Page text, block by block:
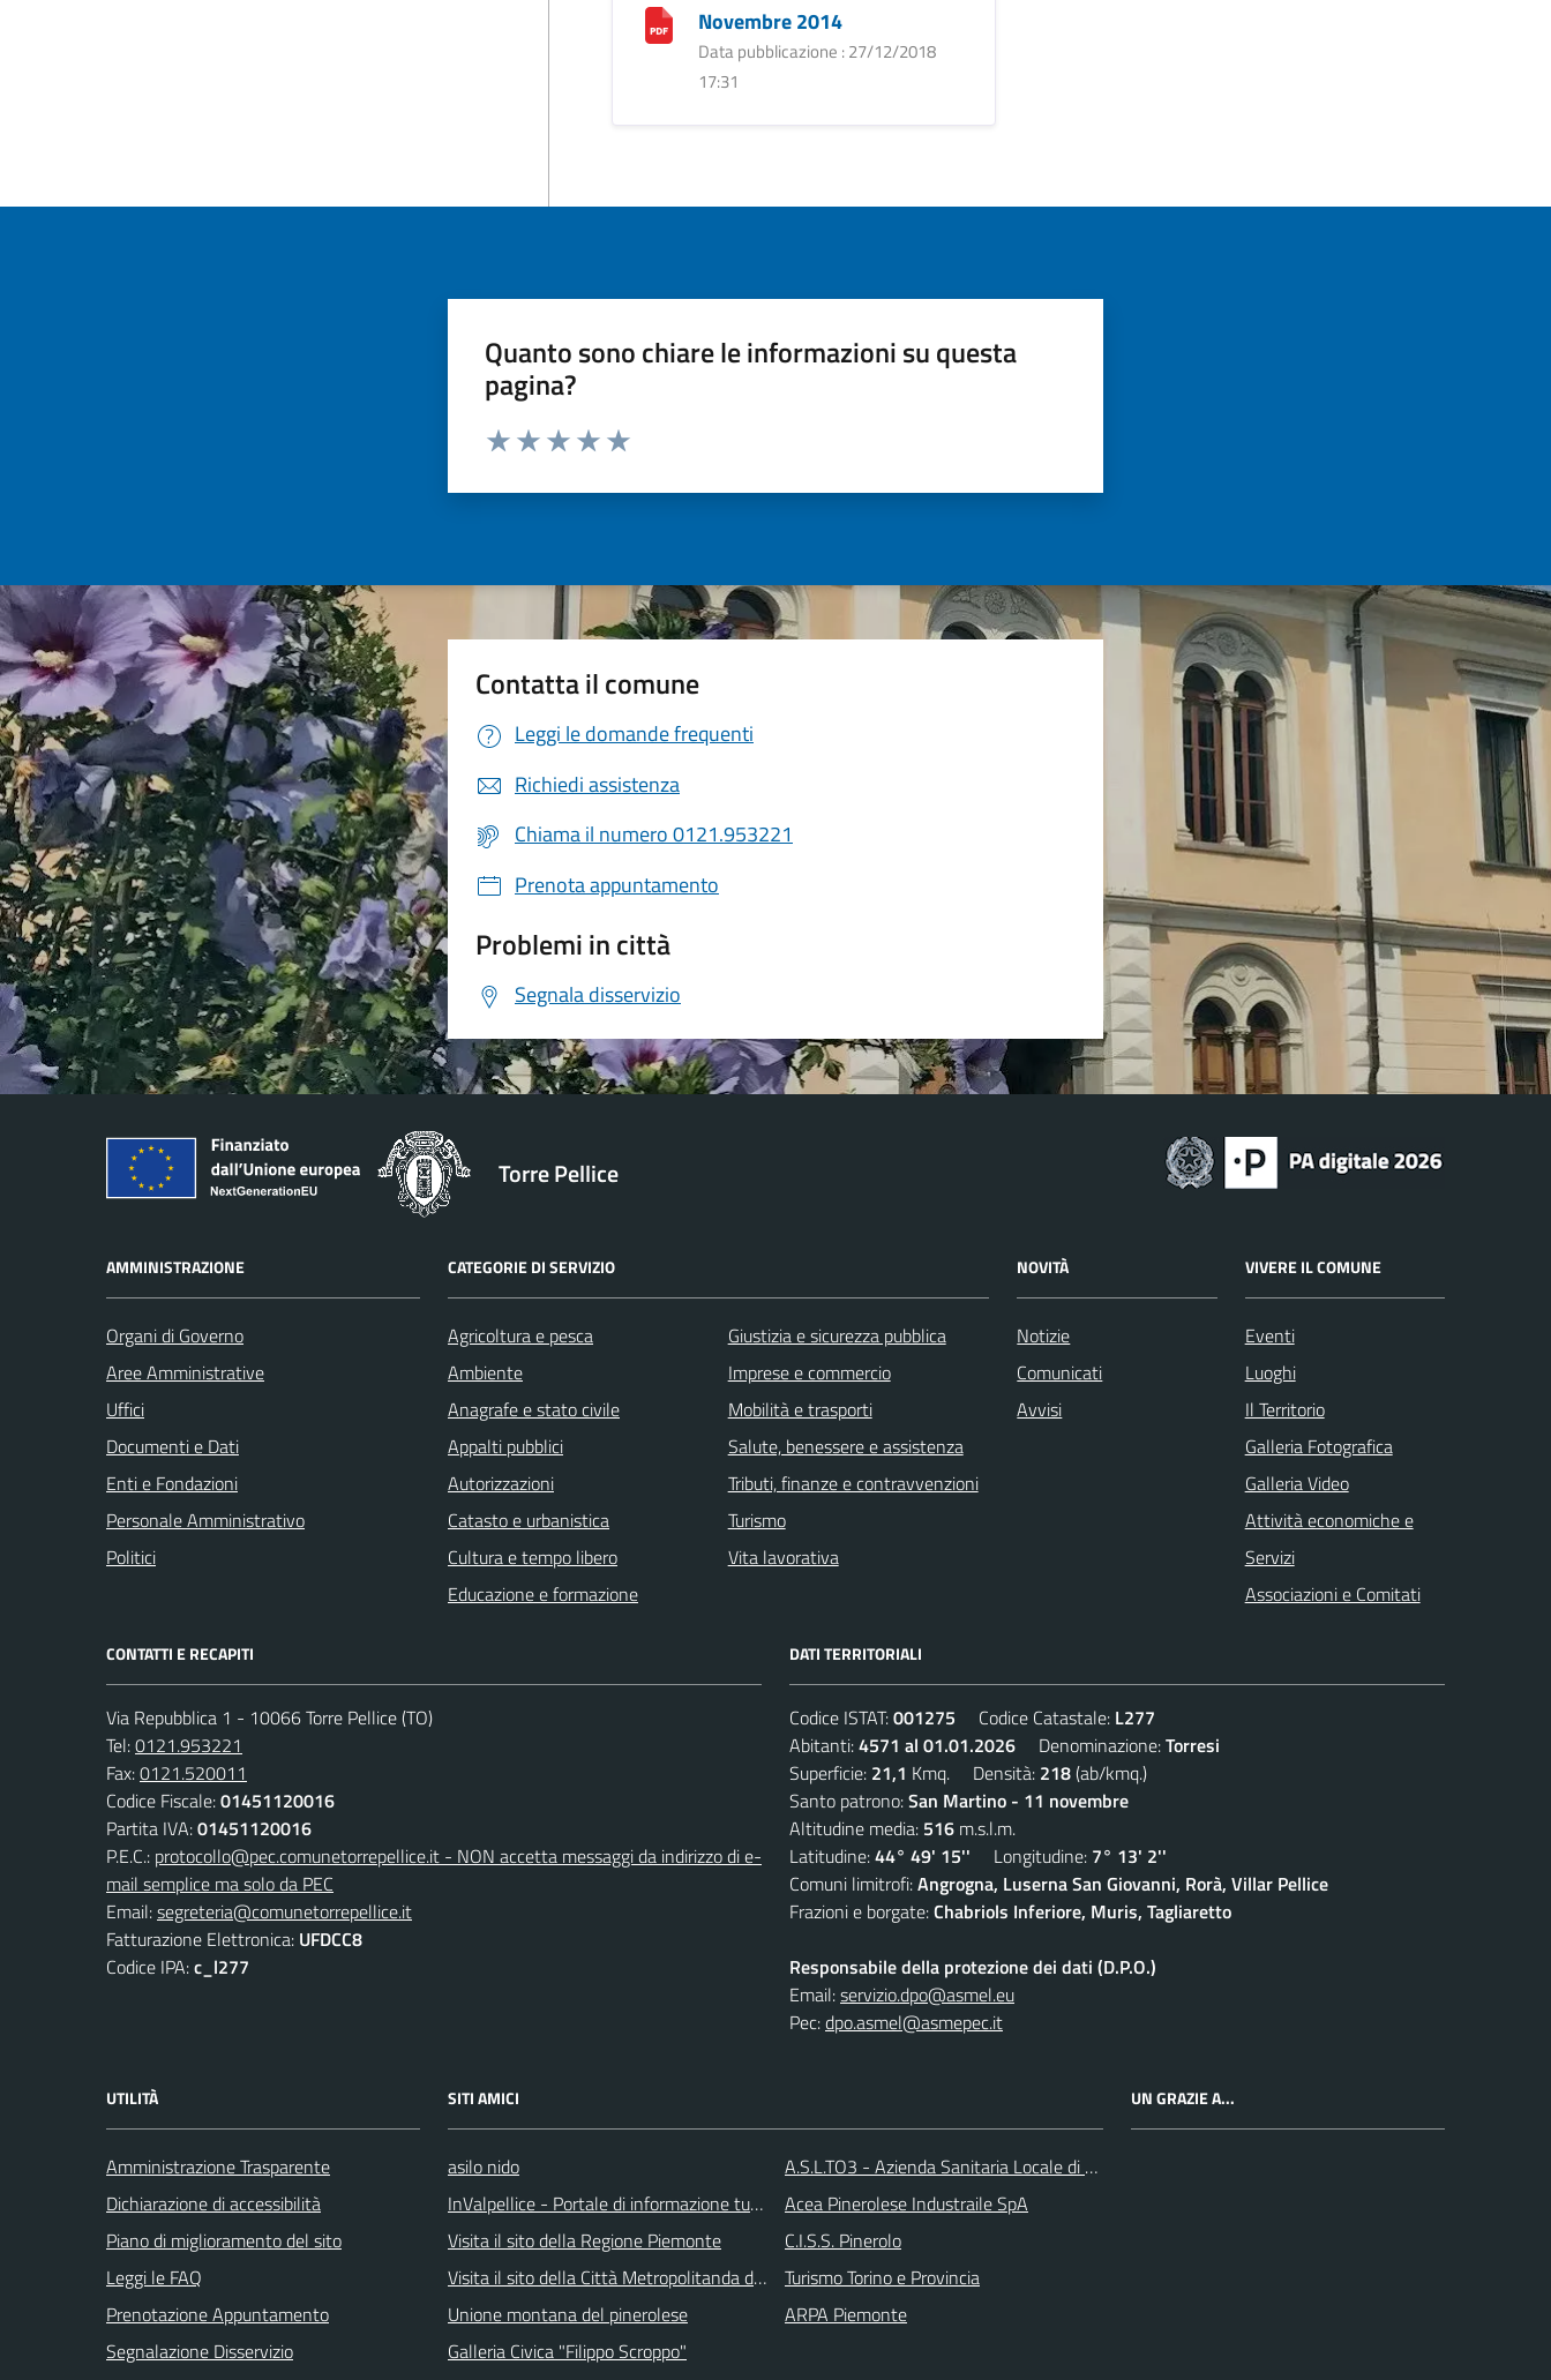
Novembre 2014
Data pubblicazione : 27/12/2018
17:31
Quanto sono chiare le informazioni su questa
pagina?
Valuta da 1 a 5 stelle la pagina
Contatta il comune
Leggi le domande frequenti
Richiedi assistenza
Chiama il numero 0121.953221
Prenota appuntamento
Problemi in città
Segnala disservizio
Torre Pellice
AMMINISTRAZIONE
Organi di Governo
Aree Amministrative
Uffici
Documenti e Dati
Enti e Fondazioni
Personale Amministrativo
Politici
CATEGORIE DI SERVIZIO
Agricoltura e pesca
Ambiente
Anagrafe e stato civile
Appalti pubblici
Autorizzazioni
Catasto e urbanistica
Cultura e tempo libero
Educazione e formazione
Giustizia e sicurezza pubblica
Imprese e commercio
Mobilità e trasporti
Salute, benessere e assistenza
Tributi, finanze e contravvenzioni
Turismo
Vita lavorativa
NOVITÀ
Notizie
Comunicati
Avvisi
VIVERE IL COMUNE
Eventi
Luoghi
Il Territorio
Galleria Fotografica
Galleria Video
Attività economiche e
Servizi
Associazioni e Comitati
CONTATTI E RECAPITI
Via Repubblica 1 - 10066 Torre Pellice (TO)
Tel:0121.953221
Fax:0121.520011
Codice Fiscale:01451120016
Partita IVA:01451120016
P.E.C.: protocollo@pec.comunetorrepellice.it - NON accetta messaggi da indirizzo di e-
mail semplice ma solo da PEC
Email:segreteria@comunetorrepellice.it
Fatturazione Elettronica: UFDCC8
Codice IPA:c_l277
DATI TERRITORIALI
Codice ISTAT:001275 Codice Catastale: L277
Abitanti:4571 al 01.01.2026 Denominazione:Torresi
Superficie: 21,1 Kmq. Densità: 218(ab/kmq.)
Santo patrono:San Martino - 11 novembre
Altitudine media: 516 m.s.l.m.
Latitudine:44° 49' 15'' Longitudine: 7° 13' 2''
Comuni limitrofi:Angrogna, Luserna San Giovanni, Rorà, Villar Pellice
Frazioni e borgate:Chabriols Inferiore, Muris, Tagliaretto
Responsabile della protezione dei dati (D.P.O.)
Email:servizio.dpo@asmel.eu
Pec:dpo.asmel@asmepec.it
UTILITÀ
Amministrazione Trasparente
Dichiarazione di accessibilità
Piano di miglioramento del sito
Leggi le FAQ
Prenotazione Appuntamento
Segnalazione Disservizio
SITI AMICI
asilo nido
InValpellice - Portale di informazione turstica
Visita il sito della Regione Piemonte
Visita il sito della Città Metropolitanda di Torino
Unione montana del pinerolese
Galleria Civica "Filippo Scroppo"
A.S.L.TO3 - Azienda Sanitaria Locale di Collegno e Pinerolo
Acea Pinerolese Industraile SpA
C.I.S.S. Pinerolo
Turismo Torino e Provincia
ARPA Piemonte
UN GRAZIE A...